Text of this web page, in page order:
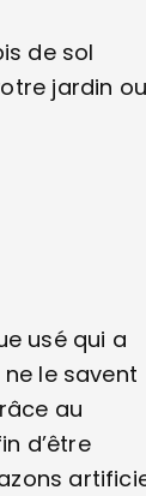
de sol
jardin ou
usé qui a
le savent
au
d’être